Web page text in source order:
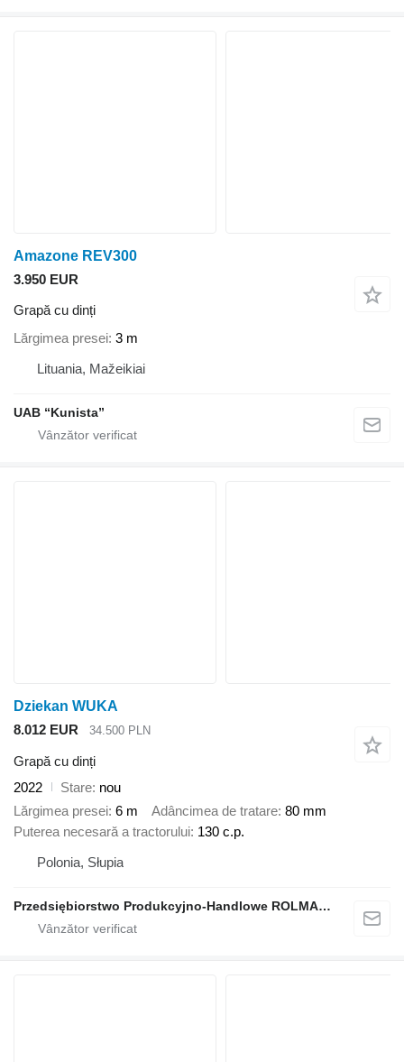
Amazone REV300
3.950 EUR
Grapă cu dinți
Lărgimea presei 3 m
Lituania, Mažeikiai
UAB “Kunista”
Dziekan WUKA
8.012 EUR
34.500 PLN
Grapă cu dinți
2022
Stare nou
Lărgimea presei 6 m Adâncimea de tratare 80 mm
Puterea necesară a tractorului 130 c.p.
Polonia, Słupia
Przedsiębiorstwo Produkcyjno-Handlowe ROLMAPOL Marcin Dziekan